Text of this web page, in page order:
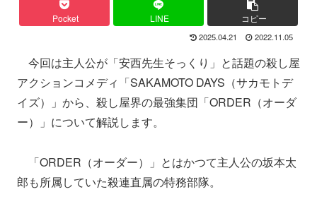
Pocket LINE コピー
2025.04.21 2022.11.05
今回は主人公が「安西先生そっくり」と話題の殺し屋
アクションコメディ「SAKAMOTO DAYS（サカモトデ
イズ）」から、殺し屋界の最強集団「ORDER（オーダ
ー）」について解説します。
「ORDER（オーダー）」とはかつて主人公の坂本太
郎も所属していた殺連直属の特務部隊。